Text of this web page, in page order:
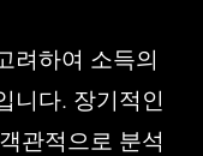
려하여 소득의
니다. 장기적인
관적으로 분석